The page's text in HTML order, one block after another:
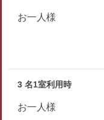
ボディソープ・ヒゲ
※シャワーブースでは
洋室（ツイン）
お一人様
3 名1室利用時
お一人様